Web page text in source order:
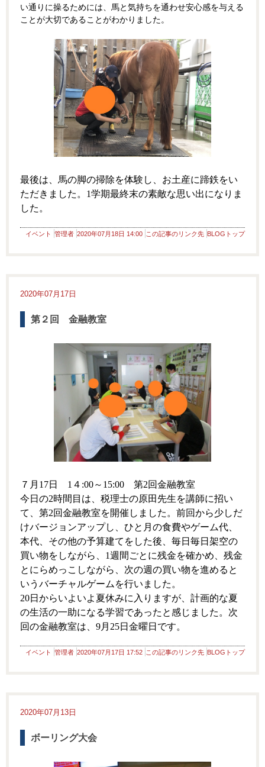
い通りに操るためには、馬と気持ちを通わせ安心感を与える
ことが大切であることがわかりました。
最後は、馬の脚の掃除を体験し、お土産に蹄鉄をい
ただきました。1学期最終末の素敵な思い出になりま
した。
イベント 管理者 2020年07月18日 14:00 この記事のリンク先 BLOGトップ
2020年07月17日
第２回 金融教室
７月17日 1４:00～15:00 第2回金融教室
今日の2時間目は、税理士の原田先生を講師に招い
て、第2回金融教室を開催しました。前回から少しだ
けバージョンアップし、ひと月の食費やゲーム代、
本代、その他の予算建てをした後、毎日毎日架空の
買い物をしながら、1週間ごとに残金を確かめ、残金
とにらめっこしながら、次の週の買い物を進めると
いうバーチャルゲームを行いました。
20日からいよいよ夏休みに入りますが、計画的な夏
の生活の一助になる学習であったと感じました。次
回の金融教室は、9月25日金曜日です。
イベント 管理者 2020年07月17日 17:52 この記事のリンク先 BLOGトップ
2020年07月13日
ボーリング大会